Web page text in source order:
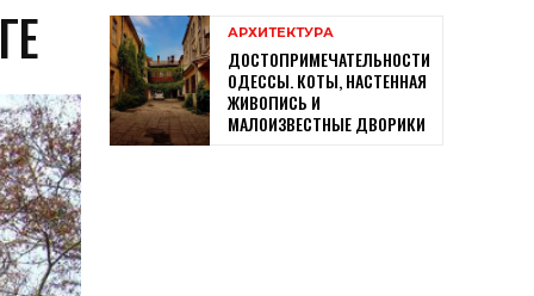
АРХИТЕКТУРА
ДОСТОПРИМЕЧАТЕЛЬНОСТИ
ОДЕССЫ. КОТЫ, НАСТЕННАЯ
ЖИВОПИСЬ И
МАЛОИЗВЕСТНЫЕ ДВОРИКИ